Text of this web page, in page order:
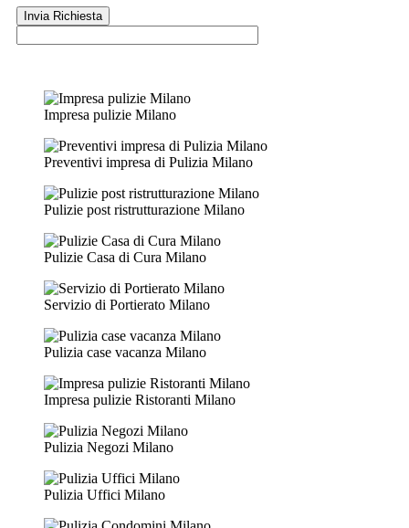
Impresa pulizie Milano
Preventivi impresa di Pulizia Milano
Pulizie post ristrutturazione Milano
Pulizie Casa di Cura Milano
Servizio di Portierato Milano
Pulizia case vacanza Milano
Impresa pulizie Ristoranti Milano
Pulizia Negozi Milano
Pulizia Uffici Milano